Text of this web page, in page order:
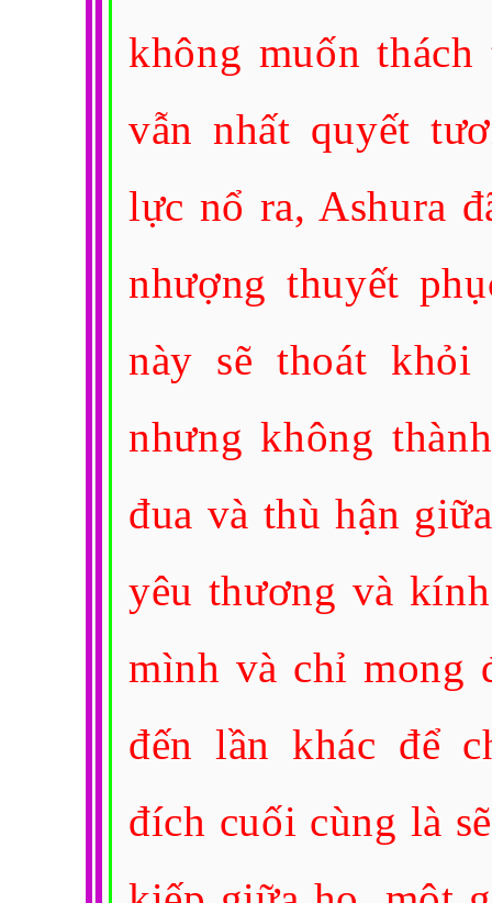
không muốn
vẫn nhất quyết
lực nổ ra, Ashura
nhượng thuyết
này sẽ thoát
nhưng không
đua và thù hận
yêu thương và
mình và chỉ mong
đến lần khác để
đích cuối cùng là